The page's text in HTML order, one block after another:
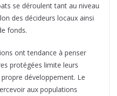
se déroulent tant au niveau
des décideurs locaux ainsi
fonds.
ont tendance à penser
protégées limite leurs
développement. Le
aux populations